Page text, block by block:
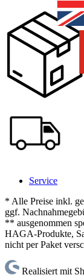
Service
* Alle Preise inkl.
ggf.
** ausgenommen
HAGA-Produkte,
nicht per Paket
Realisiert mit